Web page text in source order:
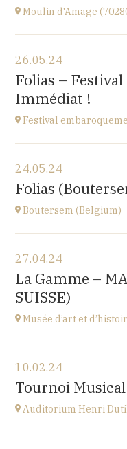
Moulin d'Amage
chemin du Moulin
70280 AMAGE
à15H
26.05.24
Folias –
Immédiat !
Festival
Le Nord (59)
à 17H00
24.05.24
Folias
Boutersem (Belgium)
Sint-Annakerk
Roosbeek
à20H00
Accéder au site
27.04.24
La Gamme –
SUISSE)
Musée d’art et
Esplanade Léopold-
à 20H15
10.02.24
Tournoi Musical
Auditorium Henri